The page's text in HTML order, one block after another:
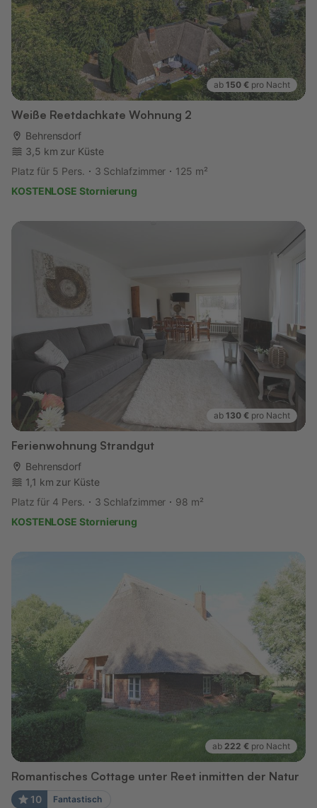
ab 150 € pro Nacht
Weiße Reetdachkate Wohnung 2
Behrensdorf
3,5 km zur Küste
Platz für 5 Pers.
3 Schlafzimmer
125 m²
KOSTENLOSE Stornierung
ab 130 € pro Nacht
Ferienwohnung Strandgut
Behrensdorf
1,1 km zur Küste
Platz für 4 Pers.
3 Schlafzimmer
98 m²
KOSTENLOSE Stornierung
ab 222 € pro Nacht
Romantisches Cottage unter Reet inmitten der Natur
10 Fantastisch